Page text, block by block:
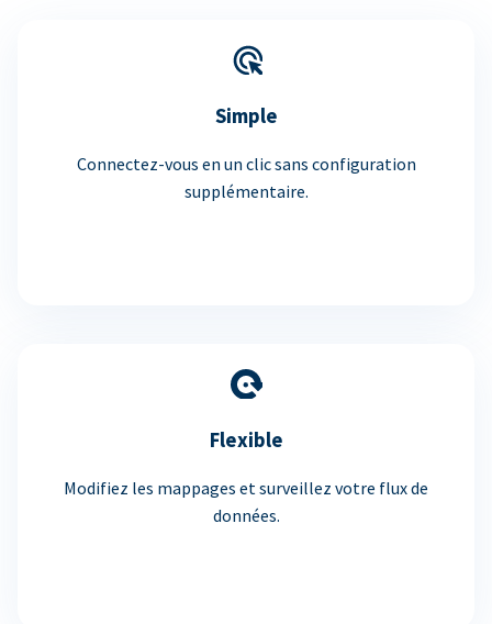
Simple
Connectez-vous en un clic sans configuration
supplémentaire.
Flexible
Modifiez les mappages et surveillez votre flux de
données.